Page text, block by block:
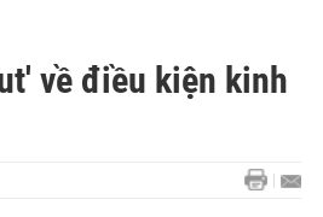
về điều kiện kinh